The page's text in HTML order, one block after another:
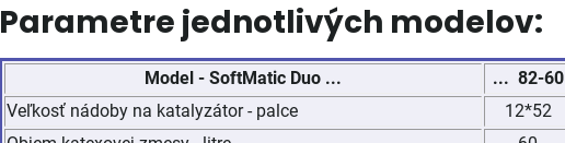
Parametre jednotlivých modelov:
Model - SoftMatic Duo ... ... 82-60
Veľkosť nádoby na katalyzátor - palce
12*52